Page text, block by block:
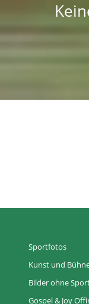
Sportfotos
Kunst und
Bilder ohne
Gospel & Joy